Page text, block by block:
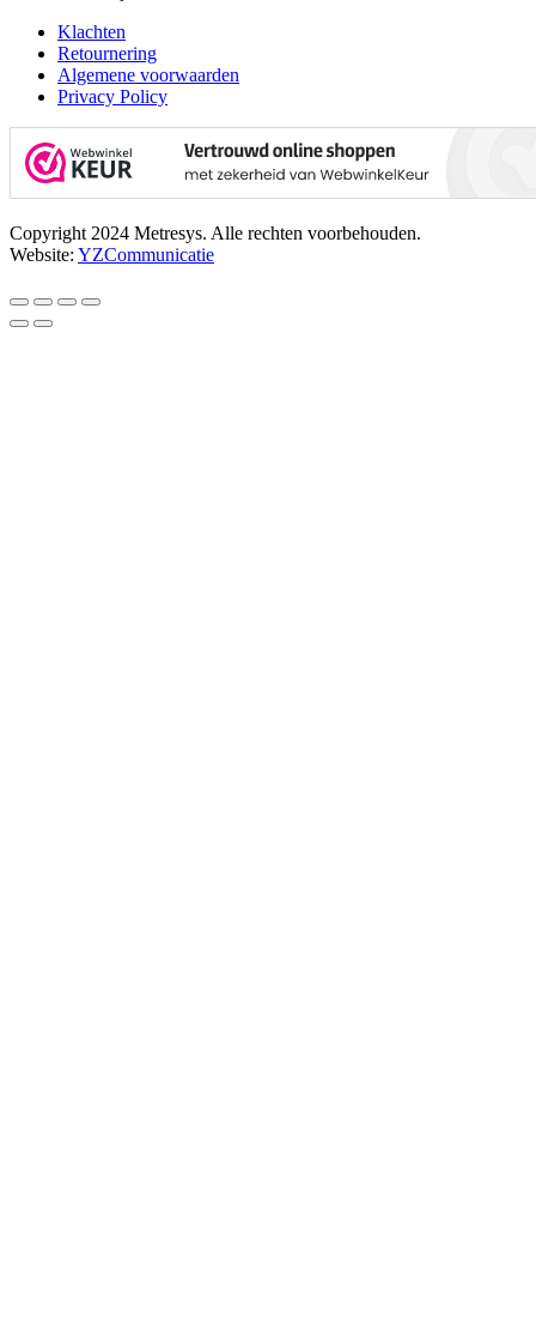
Klachten
Retournering
Algemene voorwaarden
Privacy Policy
Copyright 2024 Metresys. Alle rechten voorbehouden.
Website: YZCommunicatie